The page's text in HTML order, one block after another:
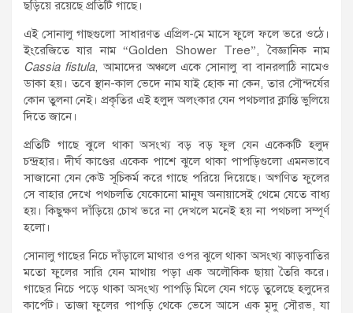
ছড়িয়ে রয়েছে প্রতিটি গাছে।
এই সোনালু গাছগুলো সাধারণত এপ্রিল-মে মাসে ফুলে ফলে ভরে ওঠে।
ইংরেজিতে যার নাম “Golden Shower Tree”, বৈজ্ঞানিক নাম
Cassia fistula, আমাদের অঞ্চলে একে সোনালু বা বানরলাঠি নামেও
ডাকা হয়। তবে স্থান-কাল ভেদে নাম যাই হোক না কেন, তার সৌন্দর্যের
কোন তুলনা নেই। প্রকৃতির এই হলুদ অলংকার যেন পথচলার ক্লান্তি ভুলিয়ে
দিতে জানে।
প্রতিটি গাছে ঝুলে থাকা অসংখ্য বড় বড় ফুল যেন একেকটি হলুদ
চন্দ্রহার। দীর্ঘ কাণ্ডের একেক পাশে ঝুলে থাকা পাপড়িগুলো এমনভাবে
সাজানো যেন কেউ সূচিকর্ম করে গাছে পরিয়ে দিয়েছে। অগণিত ফুলের
সে বাহার দেখে পথচলতি যেকোনো মানুষ অনায়াসেই থেমে যেতে বাধ্য
হয়। কিছুক্ষণ দাঁড়িয়ে চোখ ভরে না দেখলে মনেই হয় না পথচলা সম্পূর্ণ
হলো।
সোনালু গাছের নিচে দাঁড়ালে মাথার ওপর ঝুলে থাকা অসংখ্য ঝাড়বাতির
মতো ফুলের সারি যেন মাথায় পড়া এক অলৌকিক ছায়া তৈরি করে।
গাছের নিচে পড়ে থাকা অসংখ্য পাপড়ি মিলে যেন গড়ে তুলেছে হলুদের
কার্পেট। তাজা ফুলের পাপড়ি থেকে ভেসে আসে এক মৃদু সৌরভ, যা